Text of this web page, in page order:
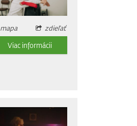
mapa
zdieľať
Viac informácii